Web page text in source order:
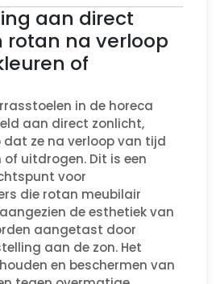
aan direct
rotan na verloop
of
in de horeca
aan direct zonlicht,
ze na verloop van tijd
of uitdrogen. Dit is een
voor
die rotan meubilair
de esthetiek van
aangetast door
aan de zon. Het
en beschermen van